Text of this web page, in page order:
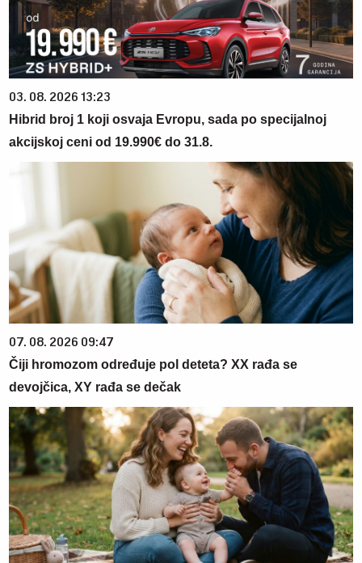
03. 08. 2026 13:23
Hibrid broj 1 koji osvaja Evropu, sada po specijalnoj
akcijskoj ceni od 19.990€ do 31.8.
07. 08. 2026 09:47
Čiji hromozom određuje pol deteta? XX rađa se
devojčica, XY rađa se dečak